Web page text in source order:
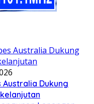
Australia Dukung